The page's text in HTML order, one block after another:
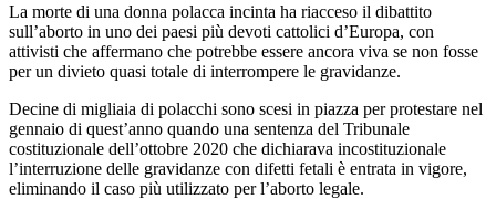
La morte di una donna polacca incinta ha riacceso il dibattito
sull’aborto in uno dei paesi più devoti cattolici d’Europa, con
attivisti che affermano che potrebbe essere ancora viva se non fosse
per un divieto quasi totale di interrompere le gravidanze.
Decine di migliaia di polacchi sono scesi in piazza per protestare nel
gennaio di quest’anno quando una sentenza del Tribunale
costituzionale dell’ottobre 2020 che dichiarava incostituzionale
l’interruzione delle gravidanze con difetti fetali è entrata in vigore,
eliminando il caso più utilizzato per l’aborto legale.